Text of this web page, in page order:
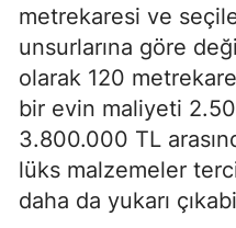
metrekaresi ve
unsurlarına göre
olarak 120
bir evin maliyeti
3.800.000 TL
lüks malzemeler
daha da yukarı